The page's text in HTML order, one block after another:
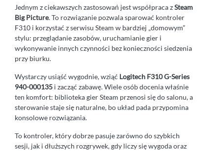
Jednym z ciekawszych zastosowań jest współpraca zSteam
Big Picture. To rozwiązanie pozwala sparować kontroler
F310 i korzystać z serwisu Steam w bardziej „domowym”
stylu: przeglądanie zasobów, uruchamianie gier i
wykonywanie innych czynności bez konieczności siedzenia
przy biurku.
Wystarczy usiąść wygodnie, wziąć Logitech F310 G-Series
940-000135 i zacząć zabawę. Wiele osób docenia właśnie
ten komfort: biblioteka gier Steam przenosi się do salonu, a
sterowanie staje się naturalne, bo układ pada przypomina
konsolowe rozwiązania.
To kontroler, który dobrze pasuje zarówno do szybkich
sesji, jak i dłuższych rozgrywek, gdy liczy się wygoda oraz